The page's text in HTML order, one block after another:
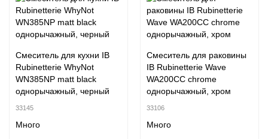
Смеситель для кухни IB
Rubinetterie WhyNot
WN385NP matt black
однорычажный, черный
33145
Много
Смеситель для раковины
IB Rubinetterie Wave
WA200CC chrome
однорычажный, хром
33106
Много